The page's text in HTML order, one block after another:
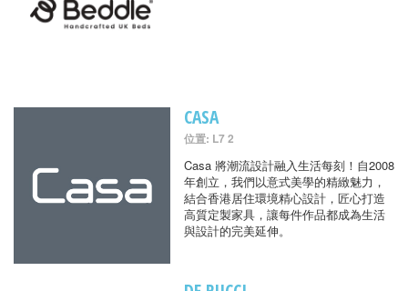
CASA
位置: L7 2
Casa 將潮流設計融入生活每刻！自2008
年創立，我們以意式美學的精緻魅力，
結合香港居住環境精心設計，匠心打造
高質定製家具，讓每件作品都成為生活
與設計的完美延伸。